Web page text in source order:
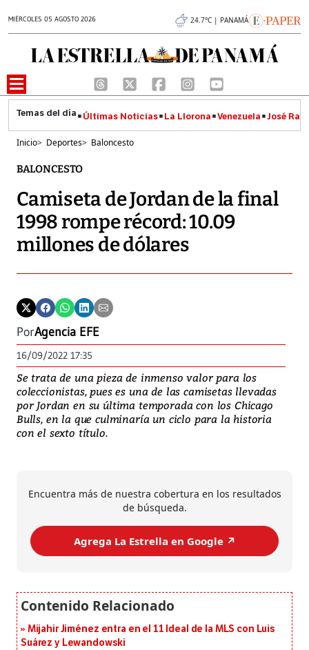
MIÉRCOLES 05 AGOSTO 2026 24.7°C | PANAMÁ
Últimas Noticias La Llorona Venezuela José
Inicio> Deportes> Baloncesto
BALONCESTO
Camiseta de Jordan de la final
1998 rompe récord: 10.09
millones de dólares
PorAgencia EFE
16/09/2022 17:35
Se trata de una pieza de inmenso valor para los
coleccionistas, pues es una de las camisetas llevadas
por Jordan en su última temporada con los Chicago
Bulls, en la que culminaría un ciclo para la historia
con el sexto título.
Encuentra más de nuestra cobertura en los resultados
de búsqueda.
Agrega La Estrella en Google ↗️
Mijahir Jiménez entra en el 11 Ideal de la MLS con Luis
Suárez y Lewandowski